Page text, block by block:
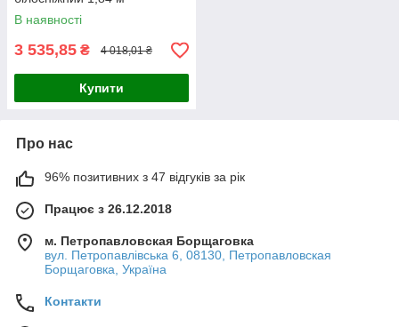
В наявності
3 535,85 ₴ 4 018,01 ₴
Купити
Про нас
96% позитивних з 47 відгуків за рік
Працює з 26.12.2018
м. Петропавловская Борщаговка
вул. Петропавлівська 6, 08130, Петропавловская
Борщаговка, Україна
Контакти